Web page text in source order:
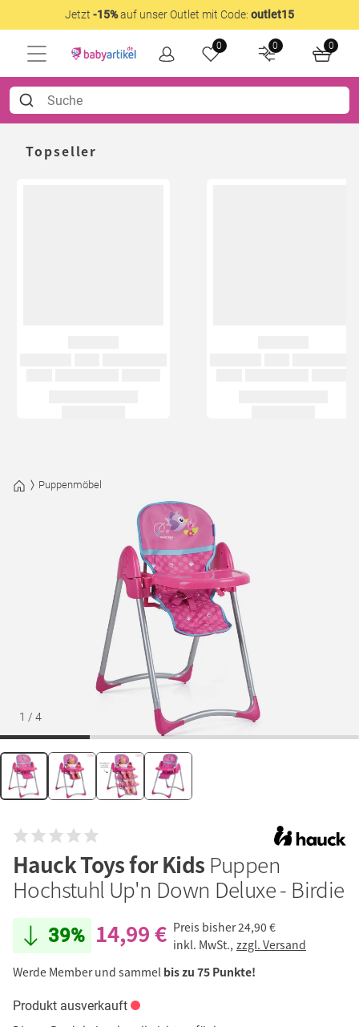
Jetzt -15%auf unser Outlet mit Code: outlet15
0 0 0
Topseller
Puppenmöbel
1 / 4
Hauck Toys for Kids Puppen
Hochstuhl Up'n Down Deluxe - Birdie
39% 14,99 € Preis bisher24,90 €
inkl. MwSt., zzgl. Versand
Werde Member und sammel bis zu 75 Punkte!
Produkt ausverkauft